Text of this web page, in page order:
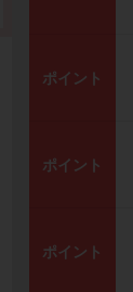
ポイント
ポイント
ポイント